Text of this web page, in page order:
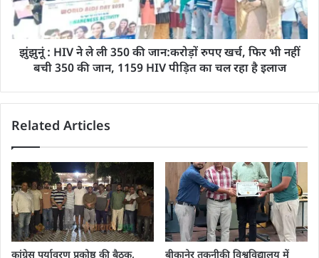
झुंझुनूं : HIV ने ले ली 350 की जान:करोड़ों रुपए खर्च, फिर भी नहीं
बची 350 की जान, 1159 HIV पीड़ित का चल रहा है इलाज
Related Articles